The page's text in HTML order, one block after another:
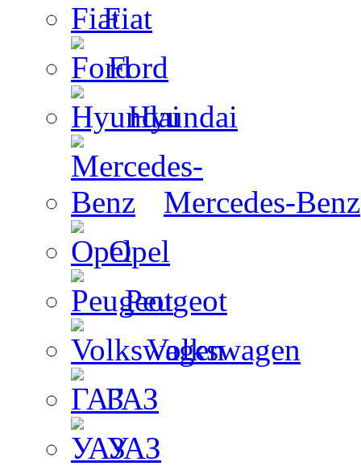
Fiat
Ford
Hyundai
Mercedes-Benz
Opel
Peugeot
Volkswagen
ГАЗ
УАЗ